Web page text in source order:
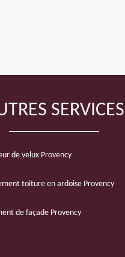
SERVICES
de velux Provency
toiture en ardoise Provency
de façade Provency